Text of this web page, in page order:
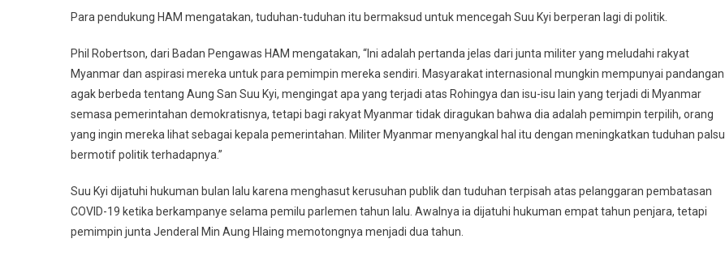
Para pendukung HAM mengatakan, tuduhan-tuduhan itu bermaksud untuk mencegah Suu Kyi berperan lagi di politik.
Phil Robertson, dari Badan Pengawas HAM mengatakan, “Ini adalah pertanda jelas dari junta militer yang meludahi rakyat
Myanmar dan aspirasi mereka untuk para pemimpin mereka sendiri. Masyarakat internasional mungkin mempunyai pandangan
agak berbeda tentang Aung San Suu Kyi, mengingat apa yang terjadi atas Rohingya dan isu-isu lain yang terjadi di Myanmar
semasa pemerintahan demokratisnya, tetapi bagi rakyat Myanmar tidak diragukan bahwa dia adalah pemimpin terpilih, orang
yang ingin mereka lihat sebagai kepala pemerintahan. Militer Myanmar menyangkal hal itu dengan meningkatkan tuduhan palsu
bermotif politik terhadapnya.”
Suu Kyi dijatuhi hukuman bulan lalu karena menghasut kerusuhan publik dan tuduhan terpisah atas pelanggaran pembatasan
COVID-19 ketika berkampanye selama pemilu parlemen tahun lalu. Awalnya ia dijatuhi hukuman empat tahun penjara, tetapi
pemimpin junta Jenderal Min Aung Hlaing memotongnya menjadi dua tahun.